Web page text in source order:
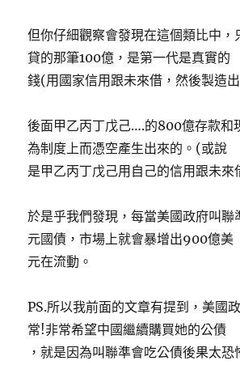
但你仔細觀察會發現在這個類比中，
貸的那筆100億，是第一代是真實的
錢(用國家信用跟未來借，然後製造
後面甲乙丙丁戊己….的800億存款和
為制度上而憑空產生出來的。(或說
是甲乙丙丁戊己用自己的信用跟未來
於是乎我們發現，每當美國政府叫聯
元國債，市場上就會暴增出900億美
元在流動。
PS.所以我前面的文章有提到，美國
常!非常希望中國繼續購買她的公債
，就是因為叫聯準會吃公債後果太恐